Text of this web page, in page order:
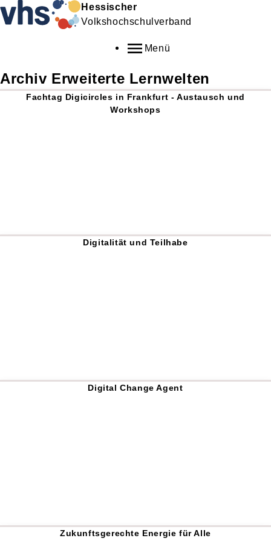
Hessischer
Volkshochschulverband
Menü
Archiv Erweiterte Lernwelten
Fachtag Digicircles in Frankfurt - Austausch und
Workshops
Digitalität und Teilhabe
Digital Change Agent
Zukunftsgerechte Energie für Alle